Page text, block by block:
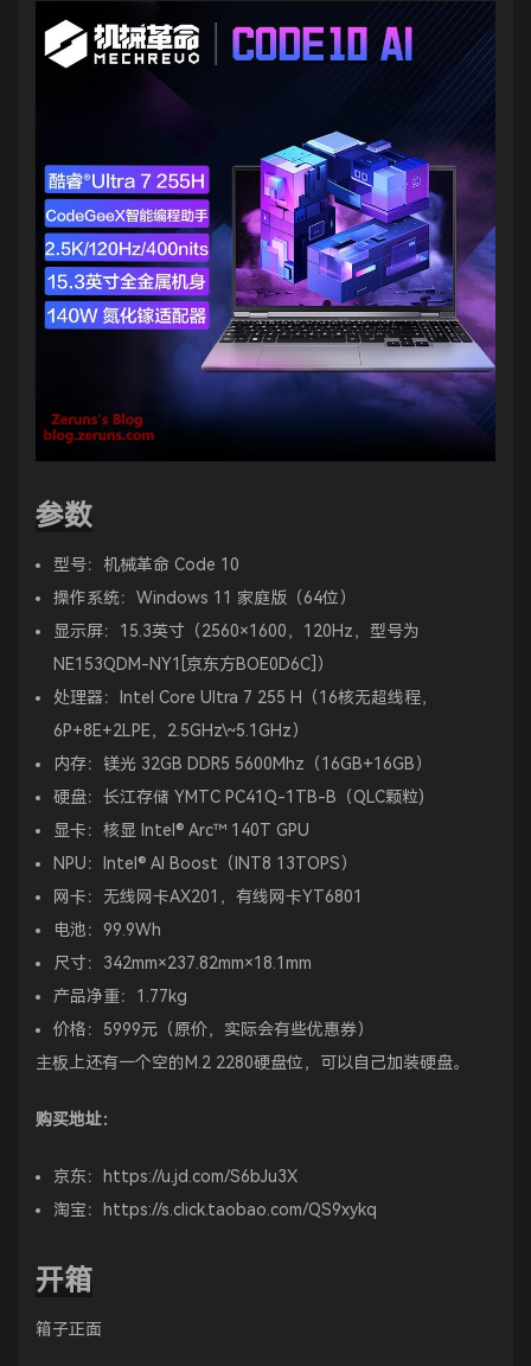
参数
型号：机械革命 Code 10
操作系统：Windows 11 家庭版（64位）
显示屏：15.3英寸（2560×1600，120Hz，型号为
NE153QDM-NY1[京东方BOE0D6C]）
处理器：Intel Core Ultra 7 255 H（16核无超线程，
6P+8E+2LPE，2.5GHz\~5.1GHz）
内存：镁光 32GB DDR5 5600Mhz（16GB+16GB）
硬盘：长江存储 YMTC PC41Q-1TB-B（QLC颗粒)
显卡：核显 Intel® Arc™ 140T GPU
NPU：Intel® AI Boost（INT8 13TOPS）
网卡：无线网卡AX201，有线网卡YT6801
电池：99.9Wh
尺寸：342mm×237.82mm×18.1mm
产品净重：1.77kg
价格：5999元（原价，实际会有些优惠券）
主板上还有一个空的M.2 2280硬盘位，可以自己加装硬盘。
购买地址：
京东：
https://u.jd.com/S6bJu3X
淘宝：
https://s.click.taobao.com/QS9xykq
开箱
箱子正面